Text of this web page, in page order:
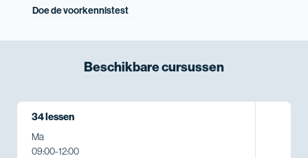
Doe de voorkennistest
Beschikbarecursussen
34 lessen
Ma
09:00-12:00